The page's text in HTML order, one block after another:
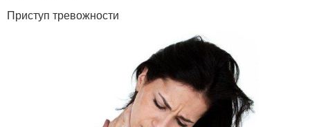
Приступ тревожности